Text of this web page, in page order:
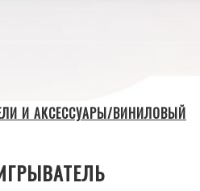
И АКСЕССУАРЫ/ВИНИЛОВЫЙ